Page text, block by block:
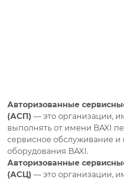
Авторизованные
(АСП) — это организации,
выполнять от имени BAXI
сервисное обслуживание
оборудования BAXI.
Авторизованные
(АСЦ) — это организации,